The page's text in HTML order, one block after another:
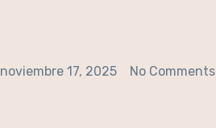
noviembre 17, 2025 No Comments